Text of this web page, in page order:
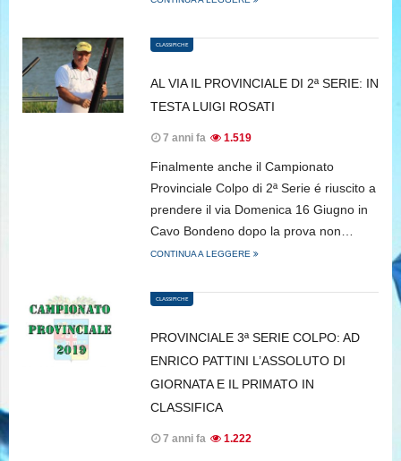
CLASSIFICHE
AL VIA IL PROVINCIALE DI 2ª SERIE: IN
TESTA LUIGI ROSATI
7 anni fa 1.519
Finalmente anche il Campionato
Provinciale Colpo di 2ª Serie é riuscito a
prendere il via Domenica 16 Giugno in
Cavo Bondeno dopo la prova non…
CONTINUA A LEGGERE
CLASSIFICHE
PROVINCIALE 3ª SERIE COLPO: AD
ENRICO PATTINI L’ASSOLUTO DI
GIORNATA E IL PRIMATO IN
CLASSIFICA
7 anni fa 1.222